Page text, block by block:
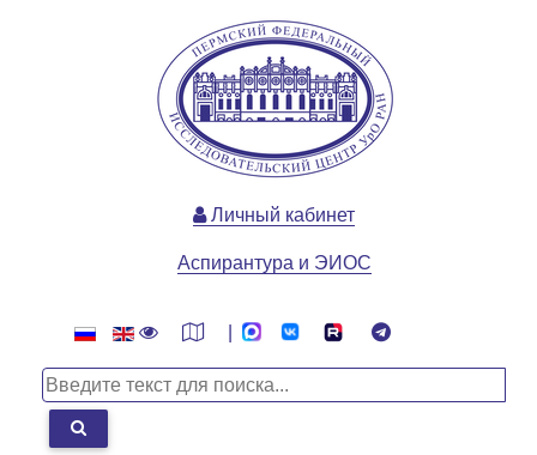
Личный кабинет
Аспирантура и ЭИОС